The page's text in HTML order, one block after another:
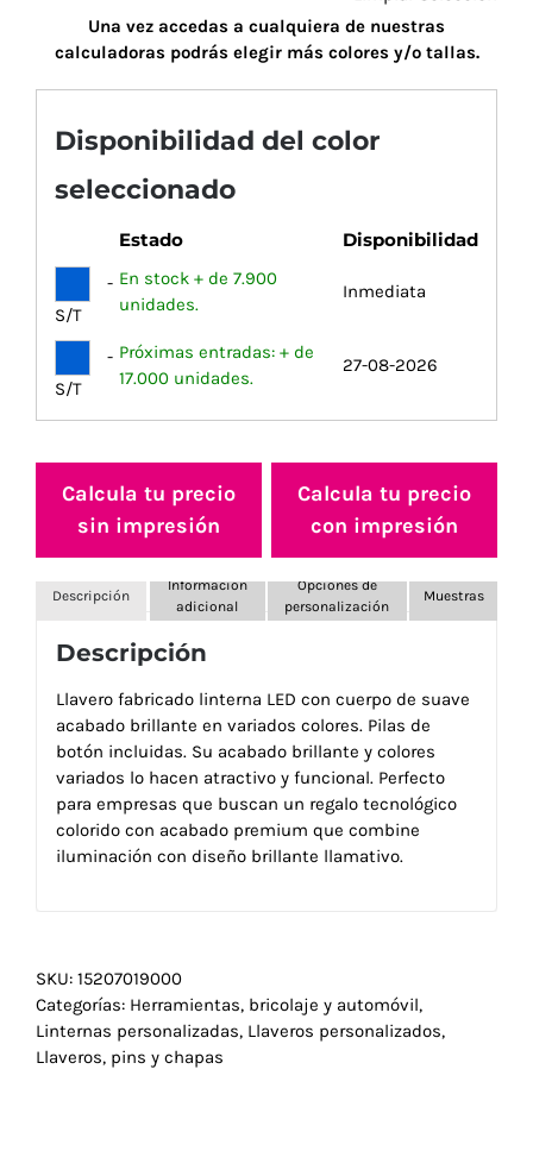
Una vez accedas a cualquiera de nuestras
calculadoras podrás elegir más colores y/o tallas.
Disponibilidad del color
seleccionado
Estado Disponibilidad
-
S/T
En stock + de 7.900
unidades.
Inmediata
-
S/T
Próximas entradas: + de
17.000 unidades.
27-08-2026
Calcula tu precio
sin impresión
Calcula tu precio
con impresión
Descripción
Información
adicional
Opciones de
personalización
Muestras
Descripción
Llavero fabricado linterna LED con cuerpo de suave
acabado brillante en variados colores. Pilas de
botón incluidas. Su acabado brillante y colores
variados lo hacen atractivo y funcional. Perfecto
para empresas que buscan un regalo tecnológico
colorido con acabado premium que combine
iluminación con diseño brillante llamativo.
SKU: 15207019000
Categorías: Herramientas, bricolaje y automóvil,
Linternas personalizadas, Llaveros personalizados,
Llaveros, pins y chapas